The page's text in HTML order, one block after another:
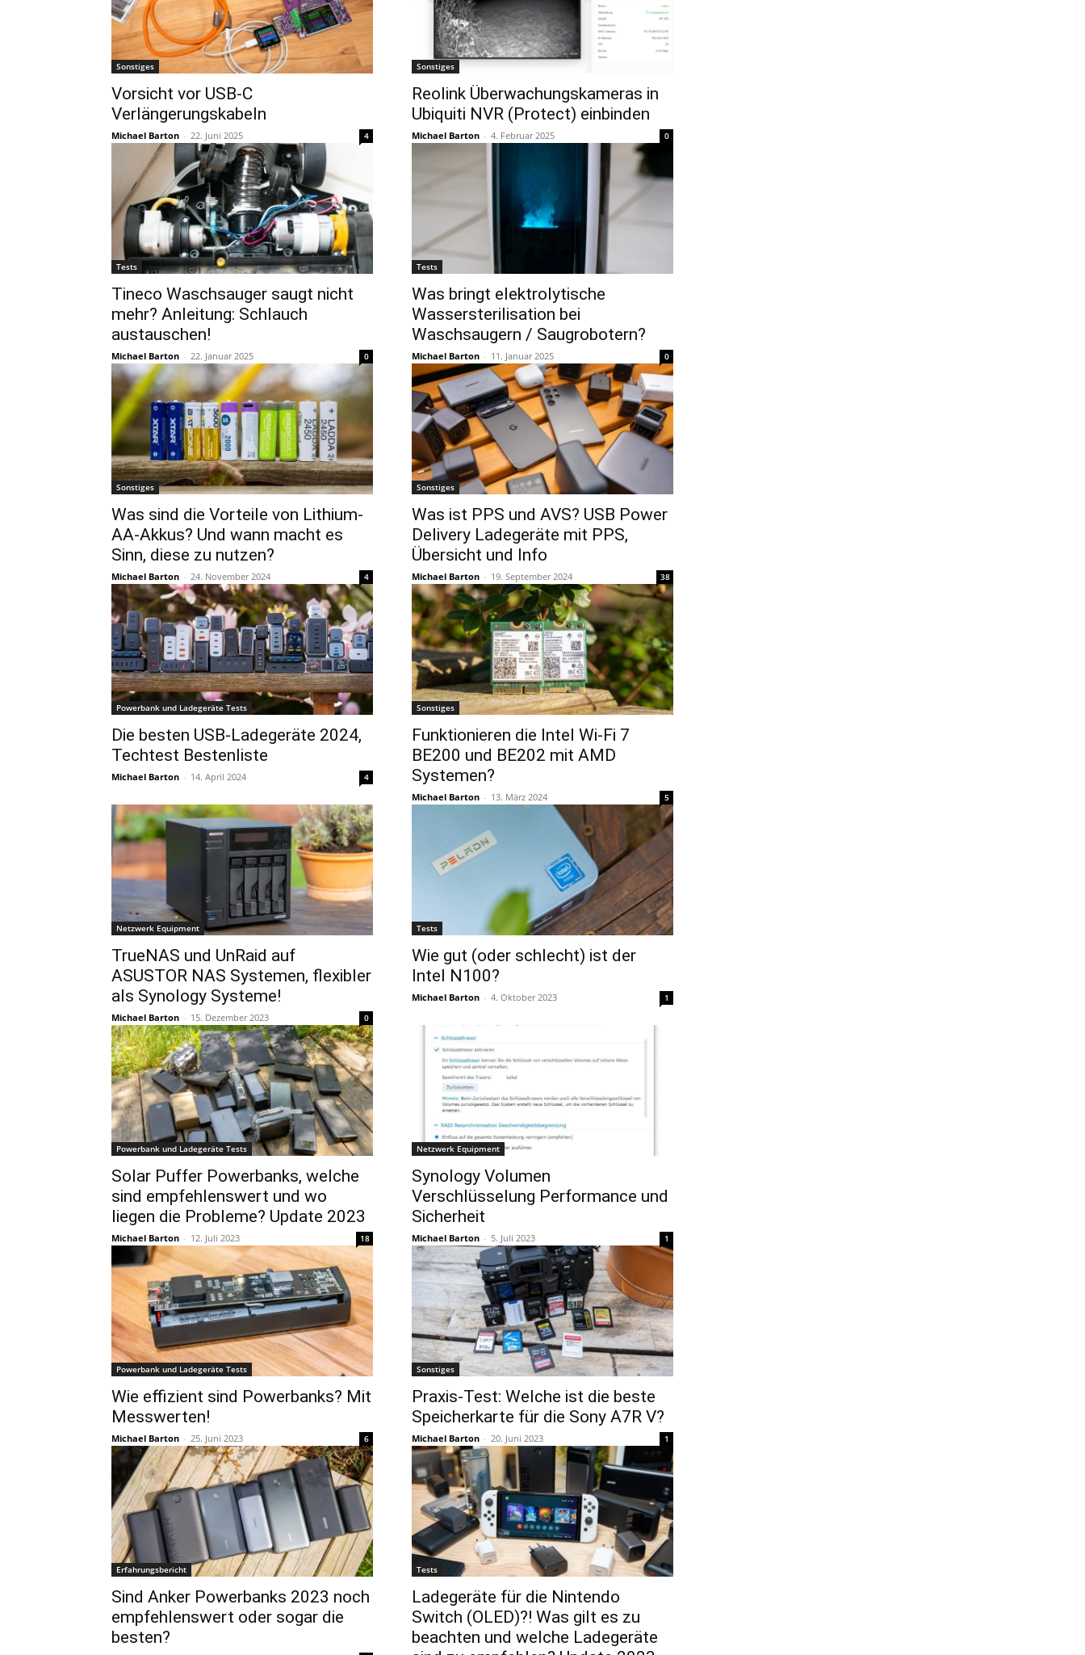
Sonstiges
Vorsicht vor USB-C
Verlängerungskabeln
Michael Barton - 22. Juni 2025 4
Sonstiges
Reolink Überwachungskameras in
Ubiquiti NVR (Protect) einbinden
Michael Barton - 4. Februar 2025 0
Tests
Tineco Waschsauger saugt nicht
mehr? Anleitung: Schlauch
austauschen!
Michael Barton - 22. Januar 2025 0
Tests
Was bringt elektrolytische
Wassersterilisation bei
Waschsaugern / Saugrobotern?
Michael Barton - 11. Januar 2025 0
Sonstiges
Was sind die Vorteile von Lithium-
AA-Akkus? Und wann macht es
Sinn, diese zu nutzen?
Michael Barton - 24. November 2024 4
Sonstiges
Was ist PPS und AVS? USB Power
Delivery Ladegeräte mit PPS,
Übersicht und Info
Michael Barton - 19. September 2024 38
Powerbank und Ladegeräte Tests
Die besten USB-Ladegeräte 2024,
Techtest Bestenliste
Michael Barton - 14. April 2024 4
Sonstiges
Funktionieren die Intel Wi-Fi 7
BE200 und BE202 mit AMD
Systemen?
Michael Barton - 13. März 2024 5
Netzwerk Equipment
TrueNAS und UnRaid auf
ASUSTOR NAS Systemen, flexibler
als Synology Systeme!
Michael Barton - 15. Dezember 2023 0
Tests
Wie gut (oder schlecht) ist der
Intel N100?
Michael Barton - 4. Oktober 2023 1
Powerbank und Ladegeräte Tests
Solar Puffer Powerbanks, welche
sind empfehlenswert und wo
liegen die Probleme? Update 2023
Michael Barton - 12. Juli 2023 18
Netzwerk Equipment
Synology Volumen
Verschlüsselung Performance und
Sicherheit
Michael Barton - 5. Juli 2023 1
Powerbank und Ladegeräte Tests
Wie effizient sind Powerbanks? Mit
Messwerten!
Michael Barton - 25. Juni 2023 6
Sonstiges
Praxis-Test: Welche ist die beste
Speicherkarte für die Sony A7R V?
Michael Barton - 20. Juni 2023 1
Erfahrungsbericht
Sind Anker Powerbanks 2023 noch
empfehlenswert oder sogar die
besten?
Tests
Ladegeräte für die Nintendo
Switch (OLED)?! Was gilt es zu
beachten und welche Ladegeräte